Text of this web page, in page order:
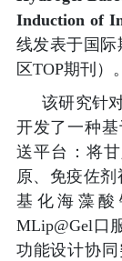
Induction of
线发表于国际
区TOP期刊）。
该研究针
开发了一种
送平台：将
原、免疫佐
基化海藻酸
MLip@Gel口
功能设计协